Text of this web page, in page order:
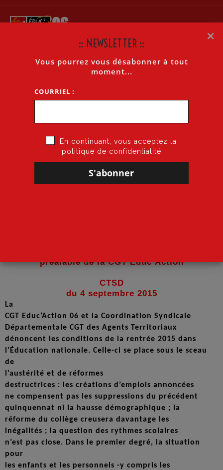
CTSD DU 4 SEPTEMBRE DÉCLARATION PRÉALABLE DE
»CTSD du 4 septembre Déclaration préalable de la Cgt-Educ’Action
préalable de la CGT Educ’Action
CTSD
du 4 septembre 2015
La
CGT Educ’Action 06 et la Coordination Syndicale
Départementale CGT des Agents Territoriaux
dénoncent les conditions de la rentrée 2015 dans
l’Éducation nationale. Celle-ci se place sous le sceau
de
l’austérité et de réformes
destructrices : les créations d’emplois annoncées
ne compensent pas les suppressions du précédent
quinquennat ni la hausse démographique ; la
réforme du collège creusera davantage les
inégalités ; la question des rythmes scolaires
n’est pas close. Dans le premier degré, la situation
pour
les enfants et les personnels -y compris les
×
:: NEWSLETTER ::
Vous pourrez vous désabonner à tout
moment...
COURRIEL :
En continuant, vous acceptez la
politique de confidentialité